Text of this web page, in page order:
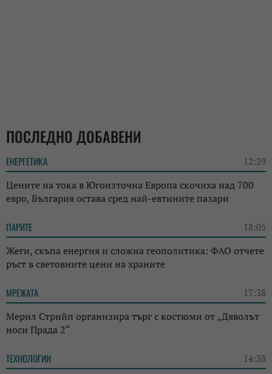
ПОСЛЕДНО ДОБАВЕНИ
ЕНЕРГЕТИКА 12:29
Цените на тока в Югоизточна Европа скочиха над 700
евро, България остава сред най-евтините пазари
ПАРИТЕ 18:05
Жеги, скъпа енергия и сложна геополитика: ФАО отчете
ръст в световните цени на храните
МРЕЖАТА 17:38
Мерил Стрийп организира търг с костюми от „Дяволът
носи Прада 2“
ТЕХНОЛОГИИ 14:38